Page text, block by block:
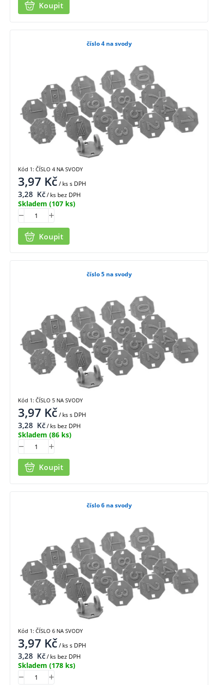
Koupit
číslo 4 na svody
3,97 Kč/ kss DPH
3,28 Kč/ ks bez DPH
Skladem (107 ks)
Koupit
Kód 1: ČÍSLO 4 NA SVODY
číslo 5 na svody
3,97 Kč/ kss DPH
3,28 Kč/ ks bez DPH
Skladem (86 ks)
Koupit
Kód 1: ČÍSLO 5 NA SVODY
číslo 6 na svody
3,97 Kč/ kss DPH
3,28 Kč/ ks bez DPH
Skladem (178 ks)
Kód 1: ČÍSLO 6 NA SVODY